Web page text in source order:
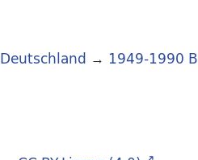
Deutschland → 1949-1990